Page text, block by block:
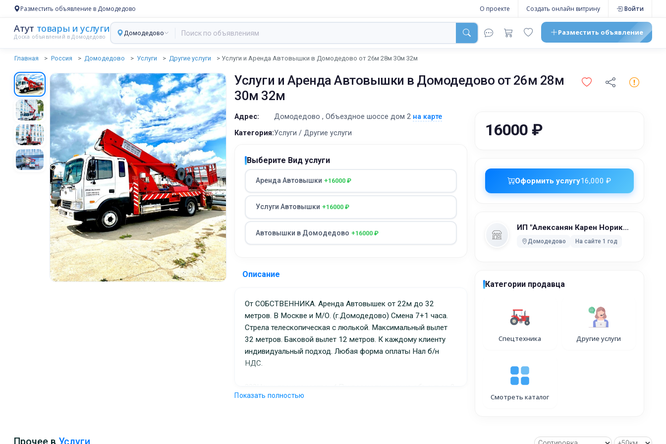
Разместить объявление в Домодедово О проекте Создать онлайн витрину Войти
Атут товары и услуги
Доска объявлений в Домодедово
Домодедово Разместить объявление
Главная Россия Домодедово Услуги Другие услуги Услуги и Аренда Автовышки в Домодедово от 26м 28м 30м 32м
Услуги и Аренда Автовышки в Домодедово от 26м 28м
30м 32м
16000 ₽
Оформить услугу16,000 ₽
ИП "Алексанян Карен Норикович"
Домодедово На сайте 1 год
Категории продавца
Спецтехника Другие услуги
Смотреть каталог
Адрес: Домодедово , Объездное шоссе дом 2 на карте
Категория:Услуги / Другие услуги
Выберите Вид услуги
Аренда Автовышки +16000 ₽
Услуги Автовышки +16000 ₽
Автовышки в Домодедово +16000 ₽
Описание
от СОБСТВЕННИКА. Аренда Автовышек от 22м до 32
метров. В Москве и М/О. (г.Домодедово) Смена 7+1 часа.
Стрела телескопическая с люлькой. Максимальный вылет
32 метров. Баковой вылет 12 метров. К каждому клиенту
индивидуальный подход. Любая форма оплаты Нал б/н
НДС.
часа;✔️ Опытные машинисты-операторы✔️ Контроль
Показать полностью